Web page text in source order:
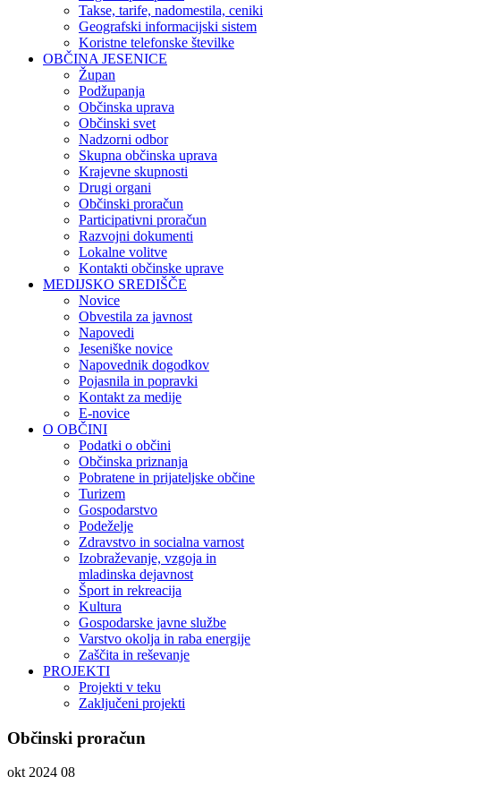
Takse, tarife, nadomestila, ceniki
Geografski informacijski sistem
Koristne telefonske številke
OBČINA JESENICE
Župan
Podžupanja
Občinska uprava
Občinski svet
Nadzorni odbor
Skupna občinska uprava
Krajevne skupnosti
Drugi organi
Občinski proračun
Participativni proračun
Razvojni dokumenti
Lokalne volitve
Kontakti občinske uprave
MEDIJSKO SREDIŠČE
Novice
Obvestila za javnost
Napovedi
Jeseniške novice
Napovednik dogodkov
Pojasnila in popravki
Kontakt za medije
E-novice
O OBČINI
Podatki o občini
Občinska priznanja
Pobratene in prijateljske občine
Turizem
Gospodarstvo
Podeželje
Zdravstvo in socialna varnost
Izobraževanje, vzgoja in
mladinska dejavnost
Šport in rekreacija
Kultura
Gospodarske javne službe
Varstvo okolja in raba energije
Zaščita in reševanje
PROJEKTI
Projekti v teku
Zaključeni projekti
Občinski proračun
okt 2024 08